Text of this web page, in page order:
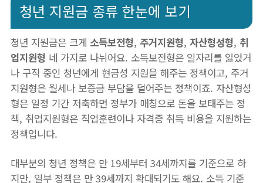
청년 지원금 종류 한눈에 보기
청년 지원금은 크게 소득보전형, 주거지원형, 자산형성형, 취
업지원형 네 가지로 나뉘어요. 소득보전형은 일자리를 잃었거
나 구직 중인 청년에게 현금성 지원을 해주는 정책이고, 주거
지원형은 월세나 보증금 부담을 덜어주는 정책이죠. 자산형성
형은 일정 기간 저축하면 정부가 매칭으로 돈을 보태주는 정
책, 취업지원형은 직업훈련이나 자격증 취득 비용을 지원하는
정책입니다.
대부분의 청년 정책은 만 19세부터 34세까지를 기준으로 하
지만, 일부 정책은 만 39세까지 확대되기도 해요. 소득 기준